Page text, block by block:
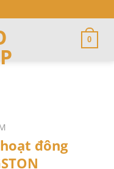
0
đông